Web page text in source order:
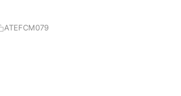
ATEFCM079